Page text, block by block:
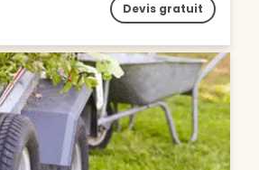
Devis gratuit